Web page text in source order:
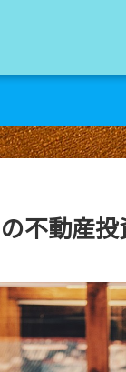
不動産